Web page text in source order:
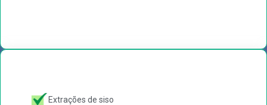
Extrações de siso